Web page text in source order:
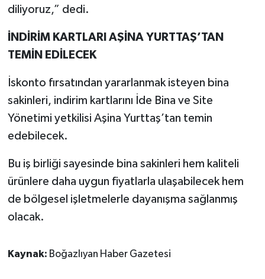
diliyoruz,” dedi.
İNDİRİM KARTLARI AŞİNA YURTTAŞ’TAN
TEMİN EDİLECEK
İskonto fırsatından yararlanmak isteyen bina
sakinleri, indirim kartlarını İde Bina ve Site
Yönetimi yetkilisi Aşina Yurttaş’tan temin
edebilecek.
Bu iş birliği sayesinde bina sakinleri hem kaliteli
ürünlere daha uygun fiyatlarla ulaşabilecek hem
de bölgesel işletmelerle dayanışma sağlanmış
olacak.
Kaynak: Boğazlıyan Haber Gazetesi